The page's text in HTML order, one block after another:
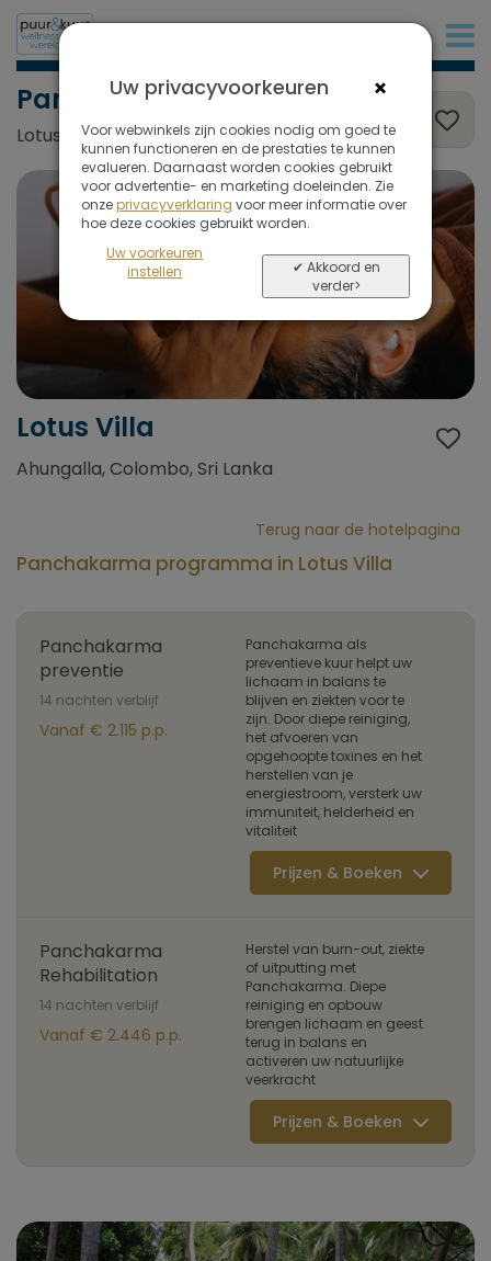
Panchakarma
Lotus Villa, Ahungalla, Colombo, Sri Lanka
Lotus Villa
Ahungalla, Colombo, Sri Lanka
Terug naar de hotelpagina
Panchakarma programma in Lotus Villa
Panchakarma
preventie
14 nachten verblijf
Vanaf € 2.115 p.p.
Panchakarma als
preventieve kuur helpt uw
lichaam in balans te
blijven en ziekten voor te
zijn. Door diepe reiniging,
het afvoeren van
opgehoopte toxines en het
herstellen van je
energiestroom, versterk uw
immuniteit, helderheid en
vitaliteit
Prijzen & Boeken
Panchakarma
Rehabilitation
14 nachten verblijf
Vanaf € 2.446 p.p.
Herstel van burn-out, ziekte
of uitputting met
Panchakarma. Diepe
reiniging en opbouw
brengen lichaam en geest
terug in balans en
activeren uw natuurlijke
veerkracht
Prijzen & Boeken
×
Uw privacyvoorkeuren
Voor webwinkels zijn cookies nodig om goed te
kunnen functioneren en de prestaties te kunnen
evalueren. Daarnaast worden cookies gebruikt
voor advertentie- en marketing doeleinden. Zie
onzeprivacyverklaring voor meer informatie over
hoe deze cookies gebruikt worden.
Uw voorkeuren
instellen
✔ Akkoord en
verder>